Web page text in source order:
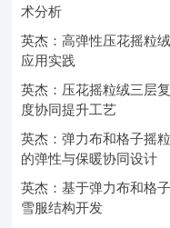
术分析
英杰：高弹性压花摇粒
应用实践
英杰：压花摇粒绒三层
度协同提升工艺
英杰：弹力布和格子摇
的弹性与保暖协同设计
英杰：基于弹力布和格
雪服结构开发